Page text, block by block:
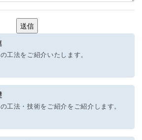
工法をご紹介いたします。
工法・技術をご紹介をご紹介します。